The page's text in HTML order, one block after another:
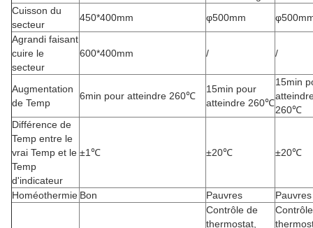
Cuisson du
secteur
450*400mm φ500mm
Agrandi faisant
cuire le
secteur
600*400mm / /
Augmentation
de Temp
6min pour atteindre 260℃
15min pour
atteindre 260℃
15min
260℃
Différence de
Temp entre le
vrai Temp et le
Temp
d'indicateur
±1℃ ±20℃ ±20℃
Homéothermie Bon Pauvres
Pauvres
Contrôle de
thermostat,